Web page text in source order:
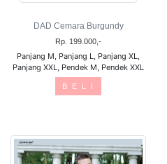
DAD Cemara Burgundy
Rp. 199.000,-
Panjang M, Panjang L, Panjang XL,
Panjang XXL, Pendek M, Pendek XXL
B E L I